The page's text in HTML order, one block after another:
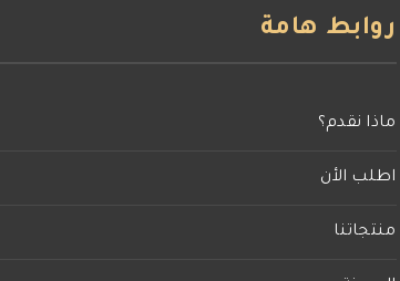
روابط هامة
ماذا نقدم؟
اطلب الأن
منتجاتنا